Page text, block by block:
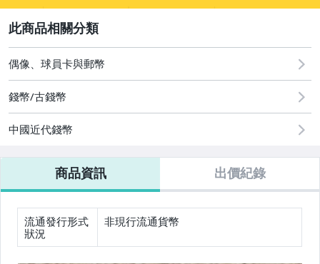
古董、藝術與礦石
偶像、球員卡與郵幣
偶像、球員卡與郵幣
錢幣/古錢幣
中國近代錢幣
商品資訊 出價紀錄
流通發行形式
狀況
非現行流通貨幣